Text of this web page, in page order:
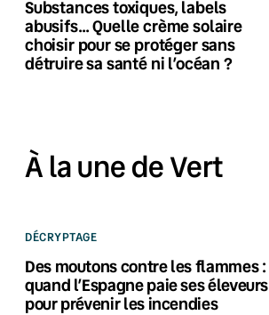
Substances toxiques, labels
abusifs… Quelle crème solaire
choisir pour se protéger sans
détruire sa santé ni l’océan ?
À la une de Vert
DÉCRYPTAGE
Des moutons contre les flammes :
quand l’Espagne paie ses éleveurs
pour prévenir les incendies